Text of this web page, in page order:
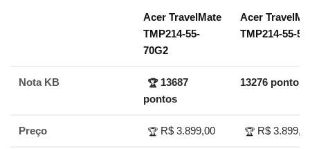
Acer TravelMate
TMP214-55-
70G2
Acer
TMP214-55-
Nota KB 🏆13687
pontos
13276 pontos
Preço 🏆 R$ 3.899,00 🏆 R$